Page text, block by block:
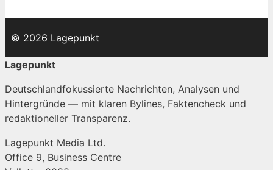
© 2026 Lagepunkt
Lagepunkt
Deutschlandfokussierte Nachrichten, Analysen und
Hintergründe — mit klaren Bylines, Faktencheck und
redaktioneller Transparenz.
Lagepunkt Media Ltd.
Office 9, Business Centre